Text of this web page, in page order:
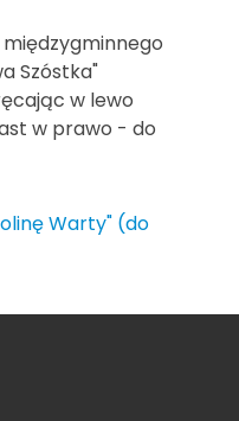
międzygminnego
Szóstka"
w lewo
w prawo - do
Warty" (do